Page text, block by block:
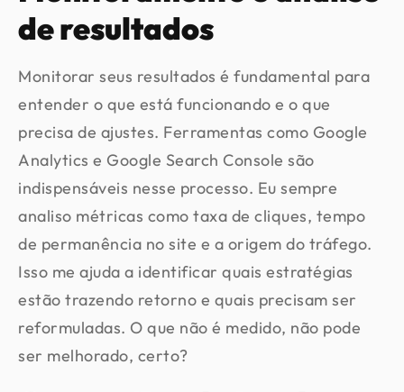
de resultados
Monitorar seus resultados é fundamental para
entender o que está funcionando e o que
precisa de ajustes. Ferramentas como Google
Analytics e Google Search Console são
indispensáveis nesse processo. Eu sempre
analiso métricas como taxa de cliques, tempo
de permanência no site e a origem do tráfego.
Isso me ajuda a identificar quais estratégias
estão trazendo retorno e quais precisam ser
reformuladas. O que não é medido, não pode
ser melhorado, certo?